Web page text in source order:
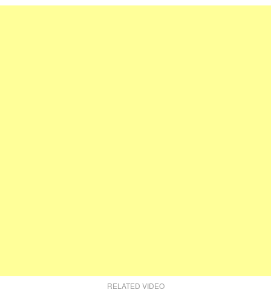
RELATED VIDEO